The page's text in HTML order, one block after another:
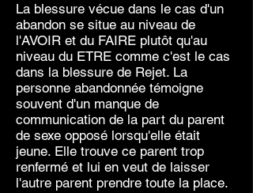
La blessure vécue dans le cas d'un
abandon se situe au niveau de
l'AVOIR et du FAIRE plutôt qu'au
niveau du ETRE comme c'est le cas
dans la blessure de Rejet. La
personne abandonnée témoigne
souvent d'un manque de
communication de la part du parent
de sexe opposé lorsqu'elle était
jeune. Elle trouve ce parent trop
renfermé et lui en veut de laisser
l'autre parent prendre toute la place.